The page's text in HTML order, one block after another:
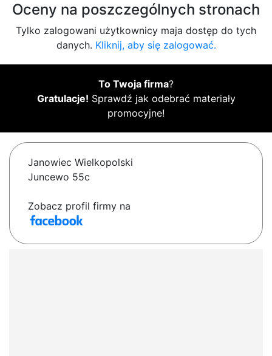
Oceny na poszczególnych stronach
Tylko zalogowani użytkownicy maja dostęp do tych
danych. Kliknij, aby się zalogować.
To Twoja firma?
Gratulacje! Sprawdź jak odebrać materiały
promocyjne!
Janowiec Wielkopolski
Juncewo 55c
Zobacz profil firmy na